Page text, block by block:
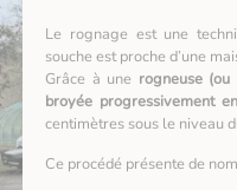
Le rognage est une
souche est proche d’une
Grâce à une rogneuse (ou
broyée progressivement
centimètres sous le niveau
Ce procédé présente de